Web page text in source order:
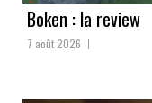
Boken : la review
7 août 2026